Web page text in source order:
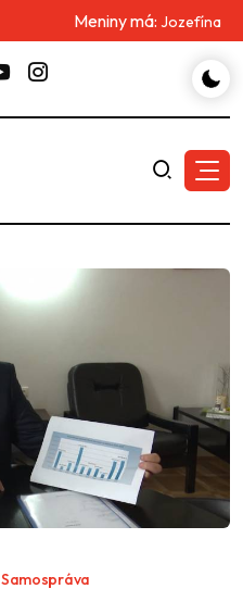
Meniny má: Jozefína
Samospráva